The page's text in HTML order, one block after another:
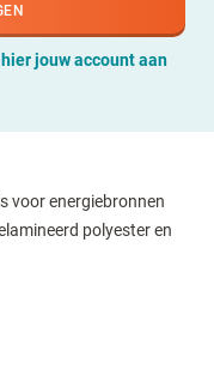
jouw account aan
voor energiebronnen
polyester en